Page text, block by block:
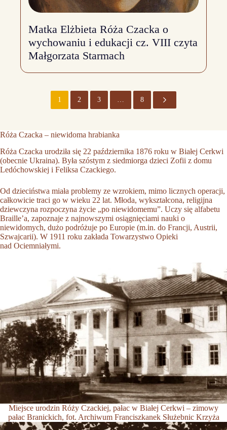
Matka Elżbieta Róża Czacka o
wychowaniu i edukacji cz. VIII czyta
Małgorzata Starmach
1 2 3 … 8
Róża Czacka – niewidoma hrabianka
Róża Czacka urodziła się 22 października 1876 roku w Białej Cerkwi
(obecnie Ukraina). Była szóstym z siedmiorga dzieci Zofii z domu
Ledóchowskiej i Feliksa Czackiego.
Od dzieciństwa miała problemy ze wzrokiem, mimo licznych operacji,
całkowicie traci go w wieku 22 lat. Młoda, wykształcona, religijna
dziewczyna rozpoczyna życie „po niewidomemu”. Uczy się alfabetu
Braille’a, zapoznaje z najnowszymi osiągnięciami nauki o
niewidomych, dużo podróżuje po Europie (m.in. do Francji, Austrii,
Szwajcarii). W 1911 roku zakłada Towarzystwo Opieki
nad Ociemniałymi.
Miejsce urodzin Róży Czackiej, pałac w Białej Cerkwi – zimowy
pałac Branickich, fot. Archiwum Franciszkanek Służebnic Krzyża